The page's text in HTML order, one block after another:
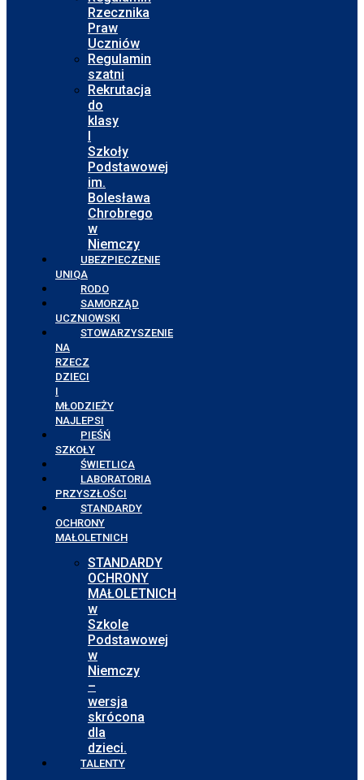
Rzecznika
Praw
Uczniów
Regulamin
szatni
Rekrutacja
do
klasy
I
Szkoły
Podstawowej
im.
Bolesława
Chrobrego
w
Niemczy
UBEZPIECZENIE
UNIQA
RODO
SAMORZĄD
UCZNIOWSKI
STOWARZYSZENIE
NA
RZECZ
DZIECI
I
MŁODZIEŻY
NAJLEPSI
PIEŚŃ
SZKOŁY
ŚWIETLICA
LABORATORIA
PRZYSZŁOŚCI
STANDARDY
OCHRONY
MAŁOLETNICH
STANDARDY
OCHRONY
MAŁOLETNICH
w
Szkole
Podstawowej
w
Niemczy
–
wersja
skrócona
dla
dzieci.
TALENTY